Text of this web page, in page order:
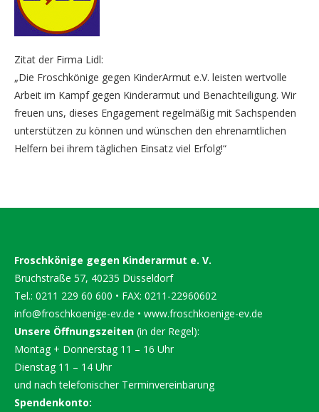
Zitat der Firma Lidl:
„Die Froschkönige gegen KinderArmut e.V. leisten wertvolle
Arbeit im Kampf gegen Kinderarmut und Benachteiligung. Wir
freuen uns, dieses Engagement regelmäßig mit Sachspenden
unterstützen zu können und wünschen den ehrenamtlichen
Helfern bei ihrem täglichen Einsatz viel Erfolg!“
Froschkönige gegen Kinderarmut e. V.
Bruchstraße 57, 40235 Düsseldorf
Tel.: 0211 229 60 600 • FAX: 0211-22960602
info@froschkoenige-ev.de • www.froschkoenige-ev.de
Unsere Öffnungszeiten (in der Regel):
Montag + Donnerstag 11 – 16 Uhr
Dienstag 11 – 14 Uhr
und nach telefonischer Terminvereinbarung
Spendenkonto: